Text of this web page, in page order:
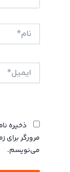
نام*
ایمیل*
ذخیره
مرورگر برای
می‌نویسم.